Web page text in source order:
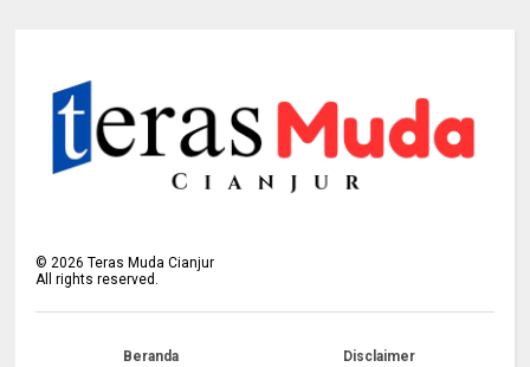
© 2026 Teras Muda Cianjur
All rights reserved.
Beranda Disclaimer